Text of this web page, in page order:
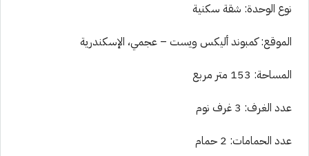
نوع الوحدة: شقة سكنية
الموقع: كمبوند أليكس ويست – عجمي، الإسكندرية
المساحة: 153 متر مربع
عدد الغرف: 3 غرف نوم
عدد الحمامات: 2 حمام